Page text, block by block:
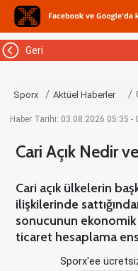
Geri
Sporx Aktüel Haberler
Haber Tarihi: 03.08.2026 05:35
Cari Açık Nedir
Cari açık ülkelerin
ilişkilerinde
sonucunun ekonomik
ticaret hesaplama
Sporx'ee